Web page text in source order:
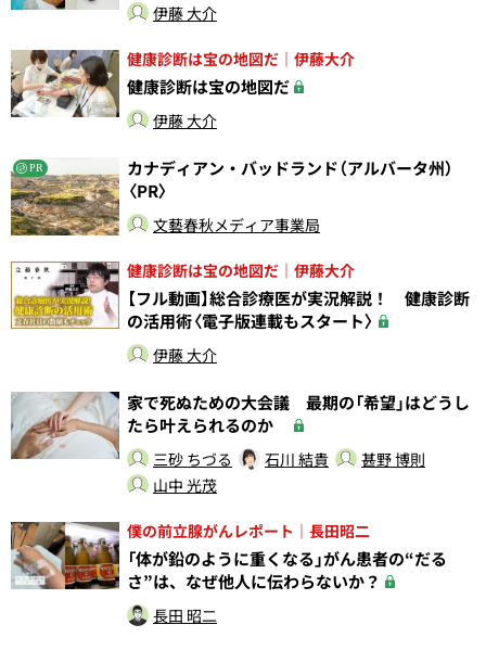
伊藤 大介
健康診断は宝の地図だ｜伊藤大介
健康診断は宝の地図だ
伊藤 大介
PR
カナディアン・バッドランド（アルバータ州）
〈PR〉
文藝春秋メディア事業局
健康診断は宝の地図だ｜伊藤大介
【フル動画】総合診療医が実況解説！ 健康診断
の活用術〈電子版連載もスタート〉
伊藤 大介
家で死ぬための大会議 最期の「希望」はどうし
たら叶えられるのか
三砂 ちづる 石川 結貴
甚野 博則
山中 光茂
僕の前立腺がんレポート｜長田昭二
「体が鉛のように重くなる」がん患者の“だる
さ”は、なぜ他人に伝わらないか？
長田 昭二